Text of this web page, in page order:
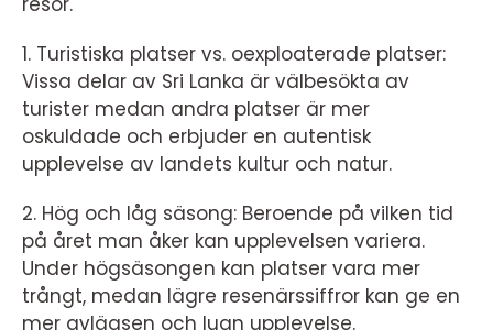
1. Turistiska platser vs. oexploaterade platser:
Vissa delar av Sri Lanka är välbesökta av
turister medan andra platser är mer
oskuldade och erbjuder en autentisk
upplevelse av landets kultur och natur.
2. Hög och låg säsong: Beroende på vilken tid
på året man åker kan upplevelsen variera.
Under högsäsongen kan platser vara mer
trångt, medan lägre resenärssiffror kan ge en
mer avlägsen och lugn upplevelse.